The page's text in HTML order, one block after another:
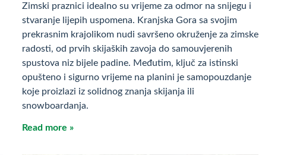
Zimski praznici idealno su vrijeme za odmor na snijegu i
stvaranje lijepih uspomena. Kranjska Gora sa svojim
prekrasnim krajolikom nudi savršeno okruženje za zimske
radosti, od prvih skijaških zavoja do samouvjerenih
spustova niz bijele padine. Međutim, ključ za istinski
opušteno i sigurno vrijeme na planini je samopouzdanje
koje proizlazi iz solidnog znanja skijanja ili
snowboardanja.
Read more »